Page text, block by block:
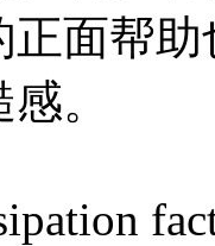
面帮
。